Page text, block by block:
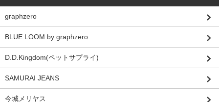
graphzero
BLUE LOOM by graphzero
D.D.Kingdom(ペットサプライ)
SAMURAI JEANS
今城メリヤス